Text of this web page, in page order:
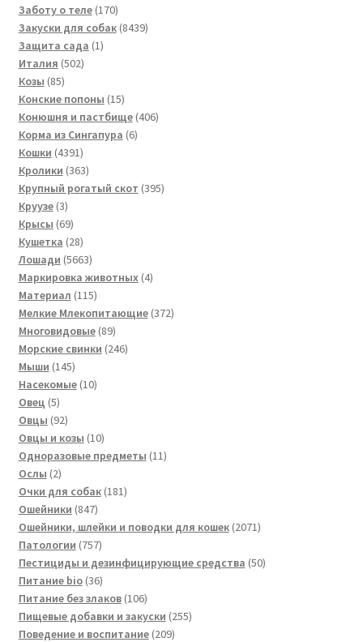
товаров
Заботу о теле 170170
товаров
Закуски для собак 84398439
Защита сада 11
Италия 502502
Козы 8585
товаров
Конские попоны 1515
товаров
Конюшня и пастбище 406406
Корма из Сингапура 66
Кошки 43914391
товар
Кролики 363363
товара
Крупный рогатый скот 395395
Круузе 33
товара
Крысы 6969
товаров
Кушетка 2828
товаров
Лошади 56635663
товара
Маркировка животных 44
Материал 115115
товаров
Мелкие Млекопитающие 372372
Многовидовые 8989
товаров
Морские свинки 246246
Мыши 145145
товаров
Насекомые 1010
Овец 55
товаров
Овцы 9292
товара
Овцы и козы 1010
товаров
Одноразовые предметы 1111
Ослы 22
товара
Очки для собак 181181
Ошейники 847847
товаров
Ошейники, шлейки и поводки для кошек 20712071
Патологии 757757
товаров
Пестициды и дезинфицирующие средства 5050
Питание bio 3636
товаров
Питание без злаков 106106
товаров
Пищевые добавки и закуски 255255
Поведение и воспитание 209209